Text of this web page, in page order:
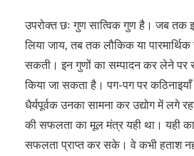
उपरोक्त छः गुण सात्विक गुण है। जब तक
लिया जाय, तब तक लौकिक या
सकती। इन गुणों का सम्पादन कर लेने पर
किया जा सकता है। पग-पग पर
धैर्यपूर्वक उनका सामना कर उद्योग में लगे
की सफलता का मूल मंत्र यही था। यही
सफलता प्राप्त कर सके। वे कभी हताश